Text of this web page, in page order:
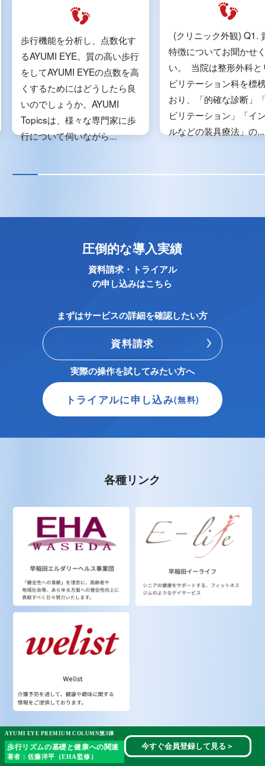
歩行機能を分析し、点数化す
るAYUMI EYE。質の高い歩行
をしてAYUMI EYEの点数を高
くするためにはどうしたら良
いのでしょうか。AYUMI
Topicsは、様々な専門家に歩
行について伺いながら...
(クリニック外観) Q1.
特徴についてお聞かせ
い。 当院は整形外科と
ビリテーション科を標
おり、「的確な診断」
ビリテーション」「イ
ルなどの装具療法」の...
圧倒的な導入実績
資料請求・トライアル
の申し込みはこちら
まずはサービスの詳細を確認したい方
資料請求
実際の操作を試してみたい方へ
トライアルに申し込み(無料)
各種リンク
AYUMI EYE PREMIUM COLUMN第3弾
歩行リズムの基礎と健康への関連
著者：佐藤洋平（EHA監修）
今すぐ会員登録して見る ＞